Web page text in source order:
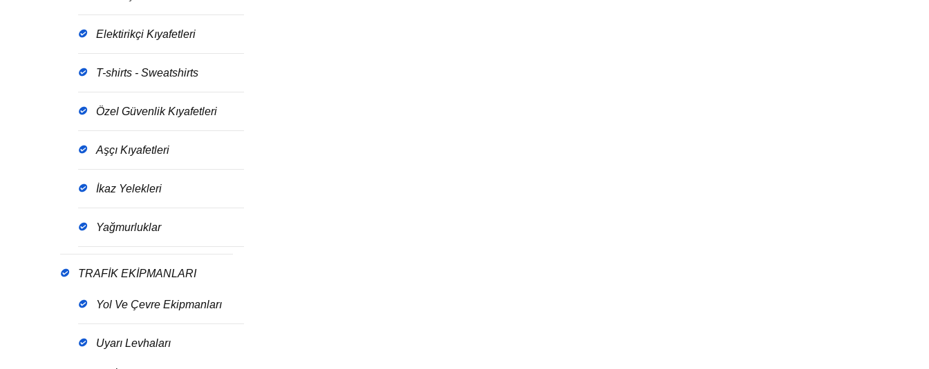
Elektirikçi Kıyafetleri
T-shirts - Sweatshirts
Özel Güvenlik Kıyafetleri
Aşçı Kıyafetleri
İkaz Yelekleri
Yağmurluklar
TRAFİK EKİPMANLARI
Yol Ve Çevre Ekipmanları
Uyarı Levhaları